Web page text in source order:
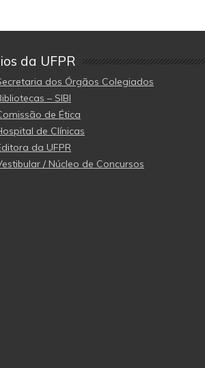
da UFPR
dos Órgãos Colegiados
– SIBI
de Ética
de Clínicas
da UFPR
/ Núcleo de Concursos